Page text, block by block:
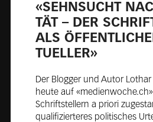
«SEHN­SUCHT
TÄT – DER
ALS
TU­EL­LER»
Der Blogger und Autor
heute auf
Schriftstellern a priori
qualifizierteres politisches